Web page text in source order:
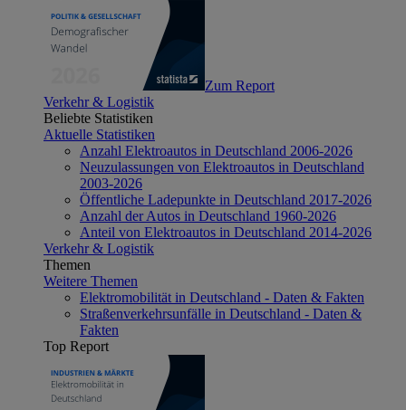
Zum Report
Verkehr & Logistik
Beliebte Statistiken
Aktuelle Statistiken
Anzahl Elektroautos in Deutschland 2006-2026
Neuzulassungen von Elektroautos in Deutschland
2003-2026
Öffentliche Ladepunkte in Deutschland 2017-2026
Anzahl der Autos in Deutschland 1960-2026
Anteil von Elektroautos in Deutschland 2014-2026
Verkehr & Logistik
Themen
Weitere Themen
Elektromobilität in Deutschland - Daten & Fakten
Straßenverkehrsunfälle in Deutschland - Daten &
Fakten
Top Report